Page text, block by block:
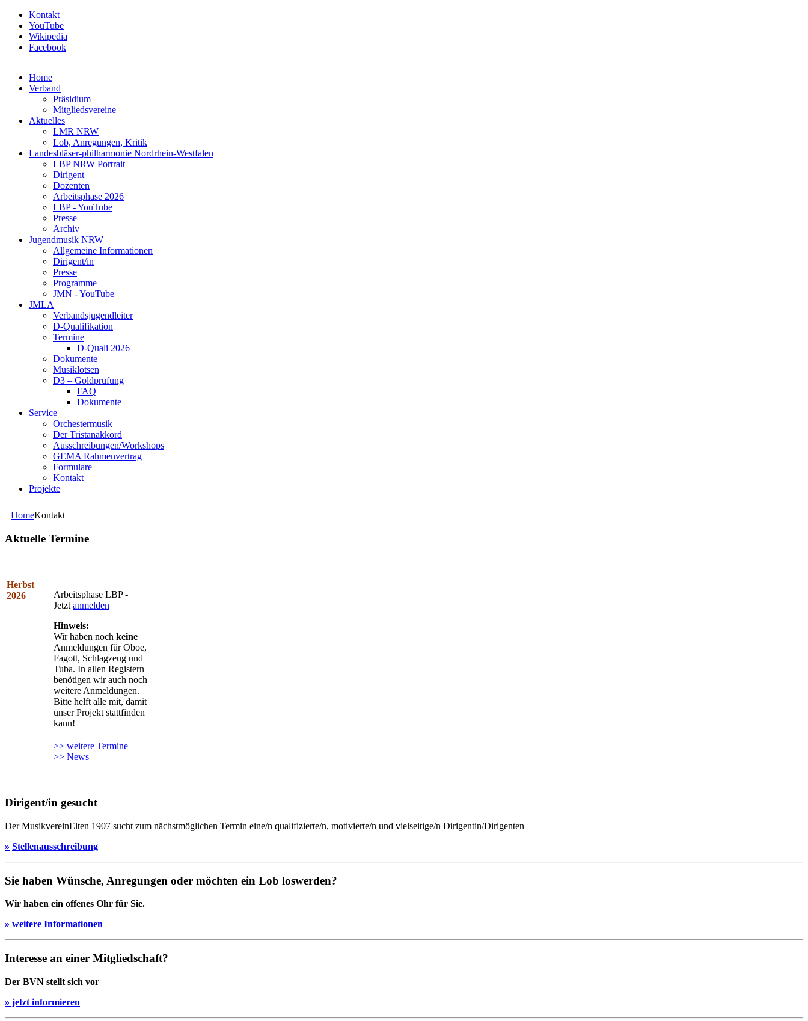
Kontakt
YouTube
Wikipedia
Facebook
Home
Verband
Präsidium
Mitgliedsvereine
Aktuelles
LMR NRW
Lob, Anregungen, Kritik
Landesbläser-philharmonie Nordrhein-Westfalen
LBP NRW Portrait
Dirigent
Dozenten
Arbeitsphase 2026
LBP - YouTube
Presse
Archiv
Jugendmusik NRW
Allgemeine Informationen
Dirigent/in
Presse
Programme
JMN - YouTube
JMLA
Verbandsjugendleiter
D-Qualifikation
Termine
D-Quali 2026
Dokumente
Musiklotsen
D3 – Goldprüfung
FAQ
Dokumente
Service
Orchestermusik
Der Tristanakkord
Ausschreibungen/Workshops
GEMA Rahmenvertrag
Formulare
Kontakt
Projekte
HomeKontakt
Aktuelle Termine
Herbst
2026
Arbeitsphase LBP -
Jetztanmelden
Hinweis:
Wir haben noch keine
Anmeldungen für Oboe,
Fagott, Schlagzeug und
Tuba. In allen Registern
benötigen wir auch noch
weitere Anmeldungen.
Bitte helft alle mit, damit
unser Projekt stattfinden
kann!
>> weitere Termine
>> News
Dirigent/in gesucht
Der MusikvereinElten 1907 sucht zum nächstmöglichen Termin eine/n qualifizierte/n, motivierte/n und vielseitige/n Dirigentin/Dirigenten
» Stellenausschreibung
Sie haben Wünsche, Anregungen oder möchten ein Lob loswerden?
Wir haben ein offenes Ohr für Sie.
» weitere Informationen
Interesse an einer Mitgliedschaft?
Der BVN stellt sich vor
» jetzt informieren